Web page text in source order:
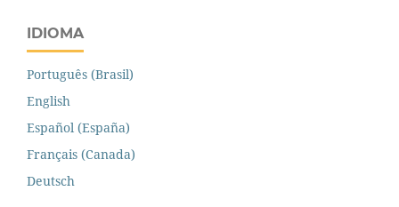
IDIOMA
Português (Brasil)
English
Español (España)
Français (Canada)
Deutsch